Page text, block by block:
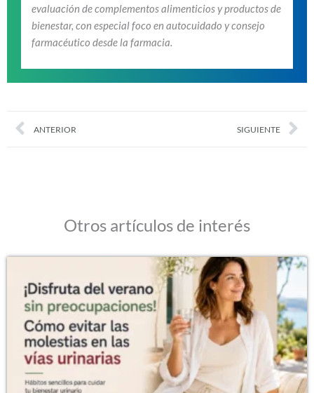
evaluación de complementos alimenticios y productos de
bienestar, con especial foco en autocuidado y consejo
farmacéutico desde la farmacia.
PrevANTERIOR SIGUIENTE
Otros artículos de interés